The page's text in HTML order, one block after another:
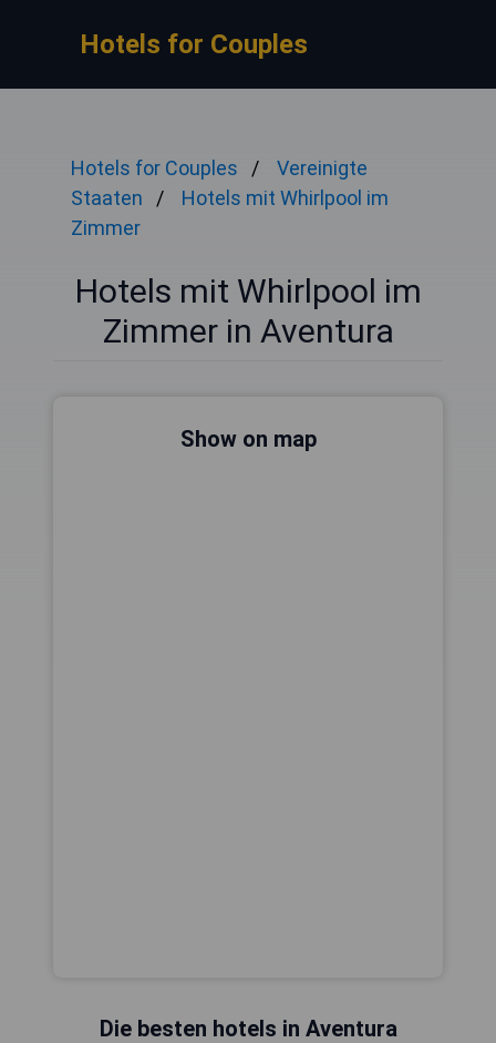
Hotels for Couples
Hotels for Couples
Vereinigte
Staaten
Hotels mit Whirlpool im
Zimmer
Hotels mit Whirlpool im
Zimmer in Aventura
Show on map
Die besten hotels in Aventura